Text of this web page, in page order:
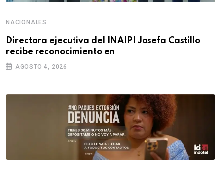
NACIONALES
Directora ejecutiva del INAIPI Josefa Castillo
recibe reconocimiento en
AGOSTO 4, 2026